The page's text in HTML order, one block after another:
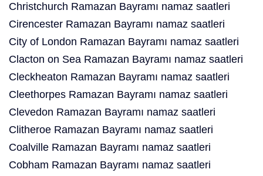
Christchurch Ramazan Bayramı namaz saatleri
Cirencester Ramazan Bayramı namaz saatleri
City of London Ramazan Bayramı namaz saatleri
Clacton on Sea Ramazan Bayramı namaz saatleri
Cleckheaton Ramazan Bayramı namaz saatleri
Cleethorpes Ramazan Bayramı namaz saatleri
Clevedon Ramazan Bayramı namaz saatleri
Clitheroe Ramazan Bayramı namaz saatleri
Coalville Ramazan Bayramı namaz saatleri
Cobham Ramazan Bayramı namaz saatleri